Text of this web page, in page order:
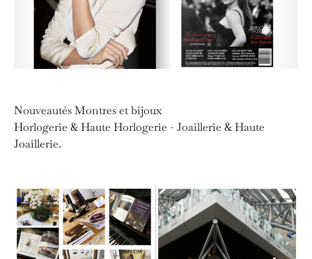
Nouveautés Montres et bijoux
Horlogerie & Haute Horlogerie - Joaillerie & Haute
Joaillerie.